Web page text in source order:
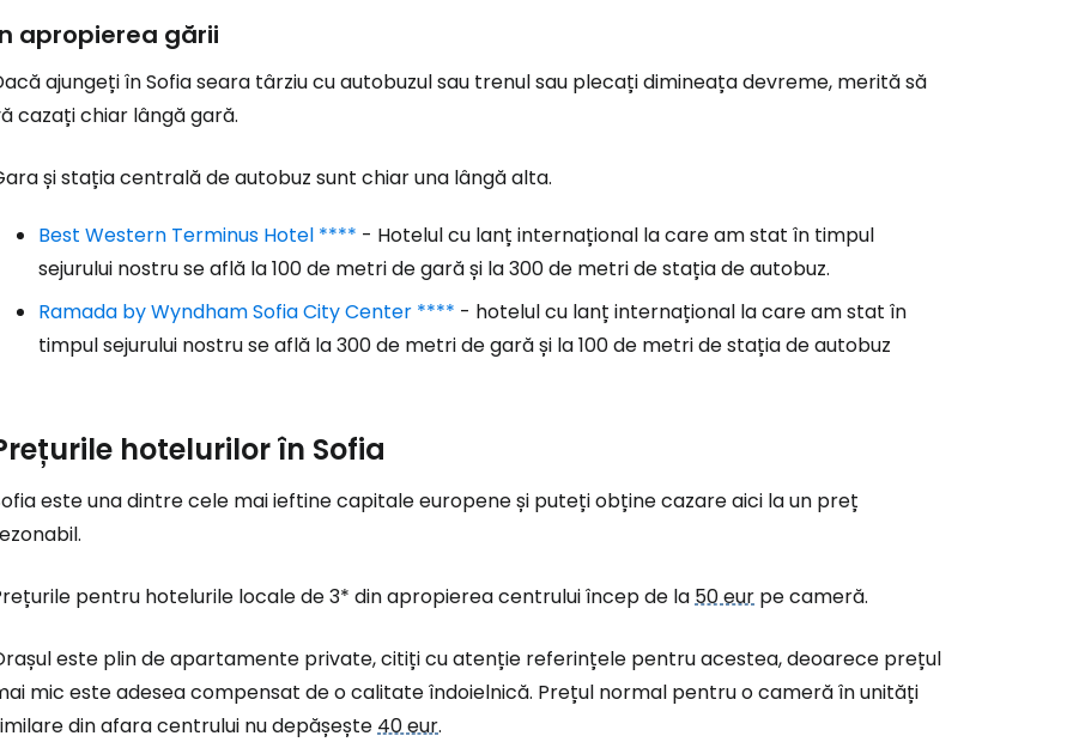
apropierea gării
ajungeți în Sofia seara târziu cu autobuzul sau trenul sau plecați dimineața devreme, merită să
cazați chiar lângă gară.
și stația centrală de autobuz sunt chiar una lângă alta.
Best Western Terminus Hotel **** - Hotelul cu lanț internațional la care am stat în timpul
sejurului nostru se află la 100 de metri de gară și la 300 de metri de stația de autobuz.
Ramada by Wyndham Sofia City Center **** - hotelul cu lanț internațional la care am stat în
timpul sejurului nostru se află la 300 de metri de gară și la 100 de metri de stația de autobuz
hotelurilor în Sofia
este una dintre cele mai ieftine capitale europene și puteți obține cazare aici la un preț
pentru hotelurile locale de 3* din apropierea centrului încep de la50 eur pe cameră.
este plin de apartamente private, citiți cu atenție referințele pentru acestea, deoarece prețul
mic este adesea compensat de o calitate îndoielnică. Prețul normal pentru o cameră în unități
din afara centrului nu depășește40 eur.